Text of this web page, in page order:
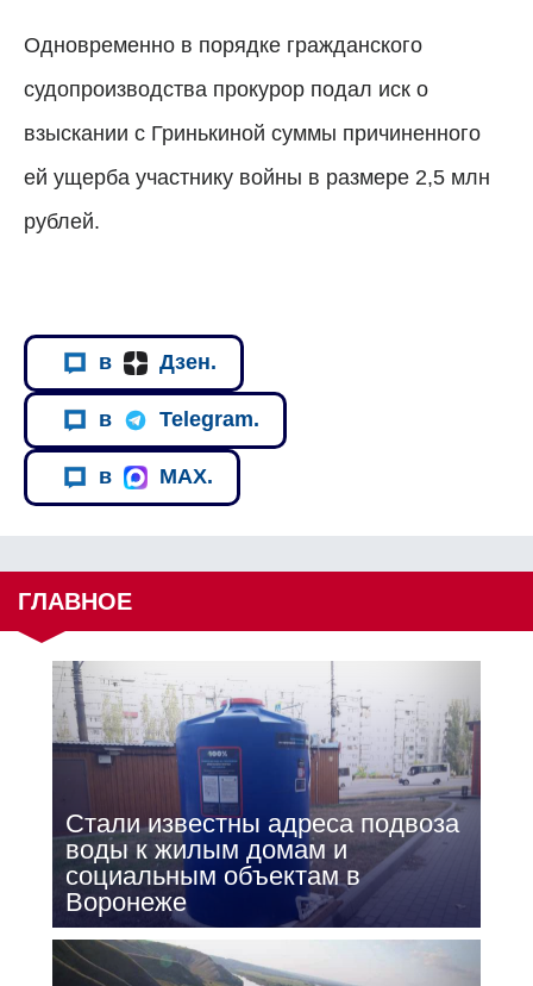
Одновременно в порядке гражданского
судопроизводства прокурор подал иск о
взыскании с Гринькиной суммы причиненного
ей ущерба участнику войны в размере 2,5 млн
рублей.
в Дзен.
в Telegram.
в MAX.
ГЛАВНОЕ
Стали известны адреса подвоза
воды к жилым домам и
социальным объектам в
Воронеже